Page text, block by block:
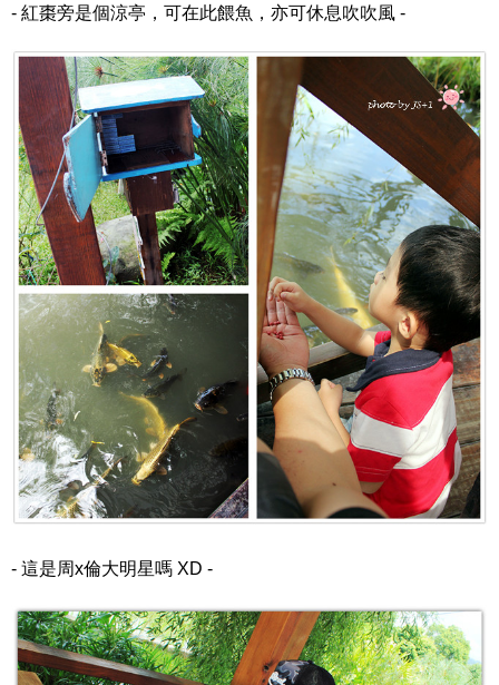
- 紅棗旁是個涼亭，可在此餵魚，亦可休息吹吹風 -
- 這是周x倫大明星嗎 XD -